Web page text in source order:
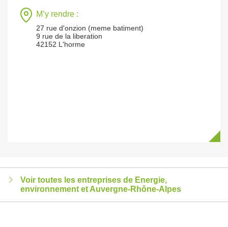
M’y rendre :
27 rue d'onzion (meme batiment)
9 rue de la liberation
42152 L'horme
Voir toutes les entreprises de Energie,
environnement et Auvergne-Rhône-Alpes